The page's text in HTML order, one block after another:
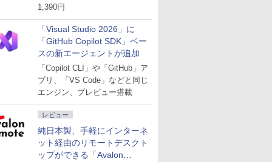
1,390円
「Visual Studio 2026」に
「GitHub Copilot SDK」ベー
スの新エージェントが追加
「Copilot CLI」や「GitHub」ア
プリ、「VS Code」などと同じ
エンジン、プレビュー搭載
レビュー
純日本製、手軽にインターネ
ット経由のリモートデスクト
ップができる「Avalon